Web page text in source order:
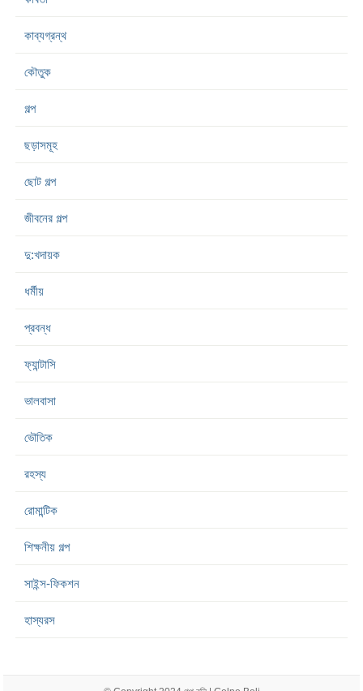
কাব্যগ্রন্থ
কৌতুক
গল্প
ছড়াসমূহ
ছোট গল্প
জীবনের গল্প
দু:খদায়ক
ধর্মীয়
প্রবন্ধ
ফ্যান্টাসি
ভালবাসা
ভৌতিক
রহস্য
রোমান্টিক
শিক্ষনীয় গল্প
সাইন্স-ফিকশন
হাস্যরস